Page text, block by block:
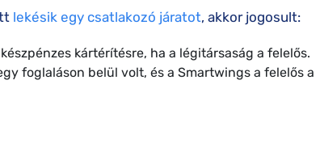
lekésik egy csatlakozó járatot, akkor jogosult:
kártérítésre, ha a légitársaság a felelős.
foglaláson belül volt, és a Smartwings a felelős a